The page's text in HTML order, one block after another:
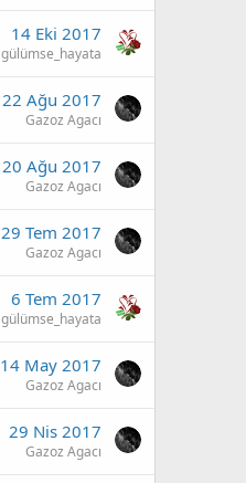
14 Eki 2017
gülümse_hayata
22 Ağu 2017
Gazoz Agacı
20 Ağu 2017
Gazoz Agacı
29 Tem 2017
Gazoz Agacı
6 Tem 2017
gülümse_hayata
14 May 2017
Gazoz Agacı
29 Nis 2017
Gazoz Agacı